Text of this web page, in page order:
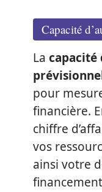
Capacité
La capacité
pour
financière.
chiffre
vos
ainsi votre